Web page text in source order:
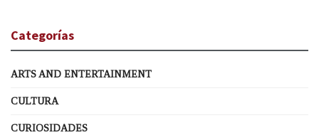
Categorías
ARTS AND ENTERTAINMENT
CULTURA
CURIOSIDADES